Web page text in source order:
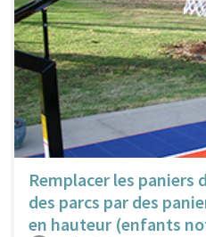
Remplacer les paniers
des parcs par des
en hauteur (enfants